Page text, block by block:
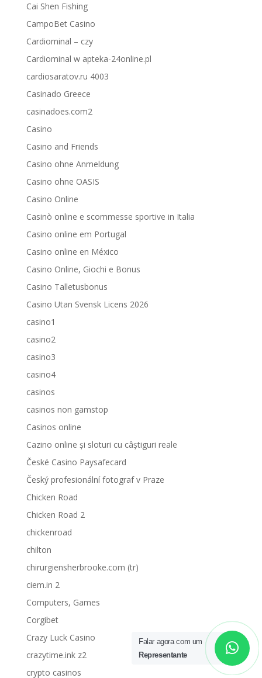
Falar agora com um
Representante
Cai Shen Fishing
CampoBet Casino
Cardiominal – czy
Cardiominal w apteka-24online.pl
cardiosaratov.ru 4003
Casinado Greece
casinadoes.com2
Casino
Casino and Friends
Casino ohne Anmeldung
Casino ohne OASIS
Casino Online
Casinò online e scommesse sportive in Italia
Casino online em Portugal
Casino online en México
Casino Online, Giochi e Bonus
Casino Talletusbonus
Casino Utan Svensk Licens 2026
casino1
casino2
casino3
casino4
casinos
casinos non gamstop
Casinos online
Cazino online și sloturi cu câștiguri reale
České Casino Paysafecard
Český profesionální fotograf v Praze
Chicken Road
Chicken Road 2
chickenroad
chilton
chirurgiensherbrooke.com (tr)
ciem.in 2
Computers, Games
Corgibet
Crazy Luck Casino
crazytime.ink z2
crypto casinos